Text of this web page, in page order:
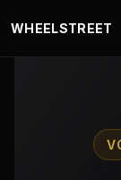
WHEELSTREET